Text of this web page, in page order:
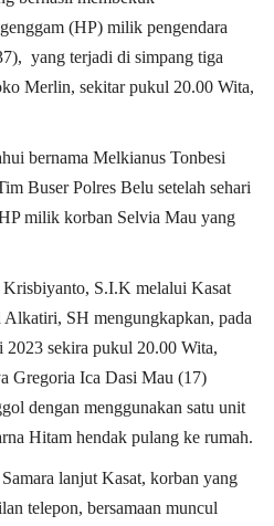
(HP) milik pengendara
yang terjadi di simpang tiga
Merlin, sekitar pukul 20.00 Wita,
bernama Melkianus Tonbesi
Buser Polres Belu setelah sehari
milik korban Selvia Mau yang
S.I.K melalui Kasat
SH mengungkapkan, pada
2023 sekira pukul 20.00 Wita,
Gregoria Ica Dasi Mau (17)
dengan menggunakan satu unit
Hitam hendak pulang ke rumah.
lanjut Kasat, korban yang
telepon, bersamaan muncul